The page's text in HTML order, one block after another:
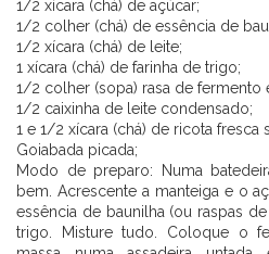
1/2 xícara (chá) de açúcar;
1/2 colher (chá) de essência de
1/2 xícara (chá) de leite;
1 xícara (chá) de farinha de trigo;
1/2 colher (sopa) rasa de fermento
1/2 caixinha de leite condensado;
1 e 1/2 xícara (chá) de ricota fresca
Goiabada picada;
Modo de preparo: Numa
bem. Acrescente a manteiga e o
essência de baunilha (ou raspas
trigo. Misture tudo. Coloque o